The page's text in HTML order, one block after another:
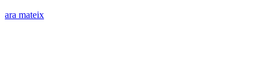
ara mateix